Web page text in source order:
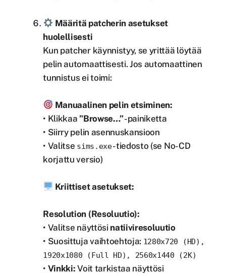
Määritä patcherin asetukset
huolellisesti
Kun patcher käynnistyy, se yrittää löytää
pelin automaattisesti. Jos automaattinen
tunnistus ei toimi:
Manuaalinen pelin etsiminen:
• Klikkaa ”Browse…”-painiketta
• Siirry pelin asennuskansioon
• Valitse sims.exe-tiedosto (se No-CD
korjattu versio)
Kriittiset asetukset:
Resolution (Resoluutio):
• Valitse näyttösi natiiviresoluutio
• Suosittuja vaihtoehtoja: 1280x720 (HD),
1920x1080 (Full HD), 2560x1440 (2K)
• Vinkki: Voit tarkistaa näyttösi